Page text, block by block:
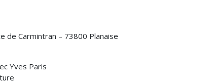
de Carmintran – 73800 Planaise
Yves Paris